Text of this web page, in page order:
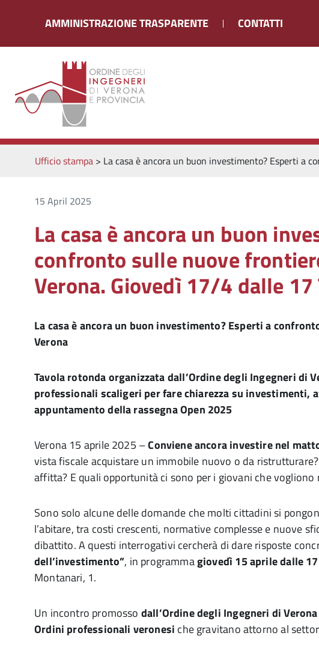
AMMINISTRAZIONE TRASPARENTE CONTATTI
Ufficio stampa> La casa è ancora un buon investimento? Esperti a
15 April 2025
La casa è ancora un buon
confronto sulle nuove
Verona. Giovedì 17/4 dalle
La casa è ancora un buon investimento? Esperti a
Verona
Tavola rotonda organizzata dall’Ordine degli Ingegneri di
professionali scaligeri per fare chiarezza su
appuntamento della rassegna Open 2025
Verona 15 aprile 2025 –Conviene ancora investire nel
vista fiscale acquistare un immobile nuovo o da
affitta? E quali opportunità ci sono per i giovani che
Sono solo alcune delle domande che molti cittadini si
l’abitare, tra costi crescenti, normative complesse e nuove
dibattito. A questi interrogativi cercherà di dare risposte
dell’investimento”, in programmagiovedì 15 aprile dalle 17
Montanari, 1.
Un incontro promosso dall’Ordine degli Ingegneri di
Ordini professionali veronesi che gravitano attorno al